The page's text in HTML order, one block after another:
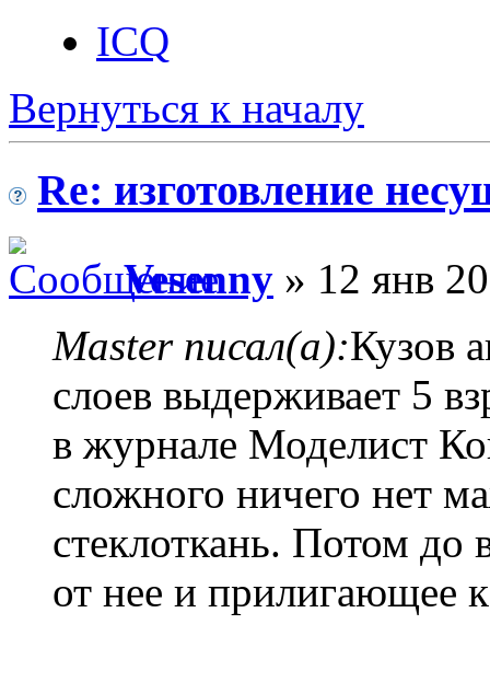
ICQ
Вернуться к началу
Re: изготовление
Vesenny » 12 янв
Master писал(а):Кузов
слоев выдерживает 5
в журнале Моделист
сложного ничего нет
стеклоткань. Потом до
от нее и прилигающее